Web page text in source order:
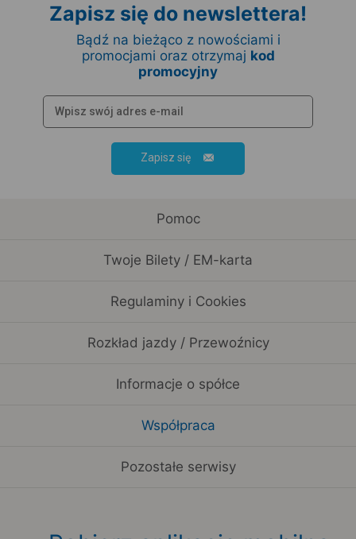
Zapisz się do newslettera!
Bądź na bieżąco z nowościami i
promocjami oraz otrzymaj kod
promocyjny
Zapisz się
Pomoc
Twoje Bilety / EM-karta
Regulaminy i Cookies
Rozkład jazdy / Przewoźnicy
Informacje o spółce
Współpraca
Pozostałe serwisy